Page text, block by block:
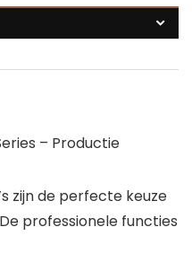
– Productie
zijn de perfecte keuze
professionele functies